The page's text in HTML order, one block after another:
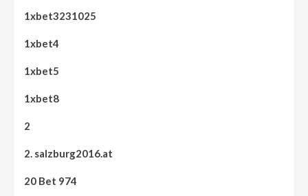
1xbet3231025
1xbet4
1xbet5
1xbet8
2
2. salzburg2016.at
20 Bet 974